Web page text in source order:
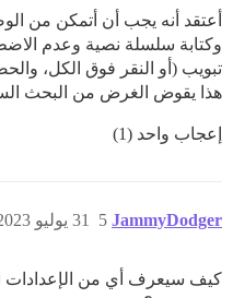
أعتقد أنه يجب أن أتمكن من
وكتابة سلسلة نصية وعدم
تبويب (أو النقر فوق الكل،
هذا يقوض الغرض من البحث
إعجاب واحد (1)
JammyDodger 31 يوليو 2023، 3:01م 5
كيف سيعرف أي من الإعدادات